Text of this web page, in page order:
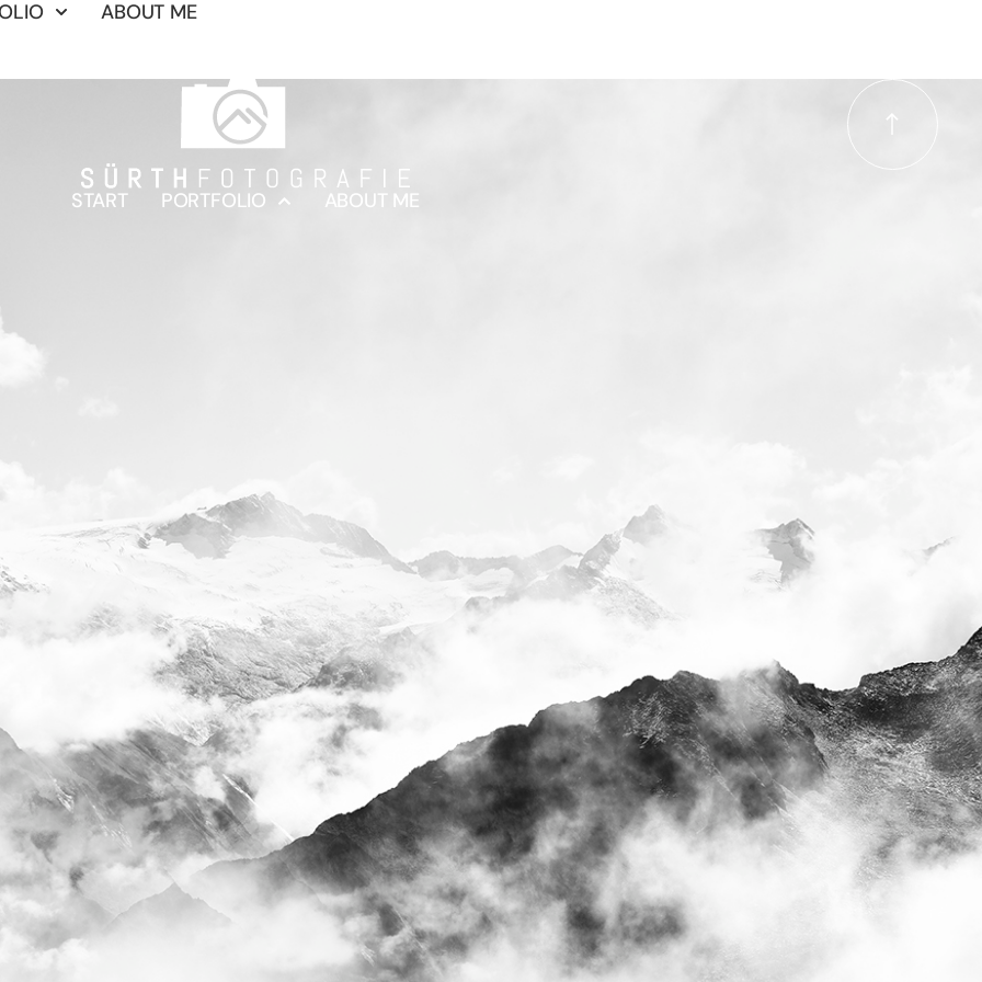
ABOUT ME
START PORTFOLIO ABOUT ME